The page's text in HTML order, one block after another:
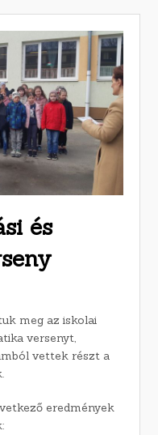
és
meg az iskolai
versenyt,
vettek részt a
eredmények